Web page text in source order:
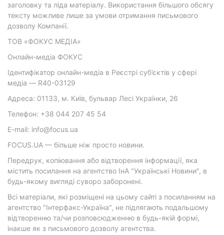
заголовку та ліда матеріалу. Використання більшого обсягу
тексту можливе лише за умови отримання письмового
дозволу Компанії.
ТОВ «ФОКУС МЕДІА»
Онлайн-медіа ФОКУС
Ідентифікатор онлайн-медіа в Реєстрі суб’єктів у сфері
медіа — R40-03129
Адреса: 01133, м. Київ, бульвар Лесі Українки, 26
Телефон: +38 044 207 45 54
E-mail: info@focus.ua
FOCUS.UA — більше ніж просто новини.
Передрук, копіювання або відтворення інформації, яка
містить посилання на агентство ІнА "Українські Новини", в
будь-якому вигляді суворо заборонені.
Всі матеріали, які розміщені на цьому сайті з посиланням на
агентство "Інтерфакс-Україна", не підлягають подальшому
відтворенню та/чи розповсюдженню в будь-якій формі,
інакше як з письмового дозволу агентства.